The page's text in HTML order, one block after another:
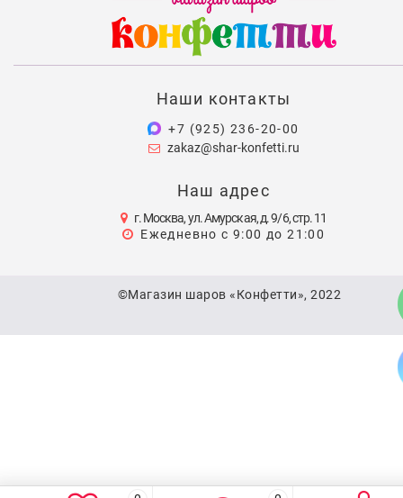
Наши контакты
+7 (925) 236-20-00
zakaz@shar-konfetti.ru
Наш адрес
г. Москва, ул. Амурская, д. 9/6, стр. 11
Ежедневно с 9:00 до 21:00
©Магазин шаров «Конфетти», 2022